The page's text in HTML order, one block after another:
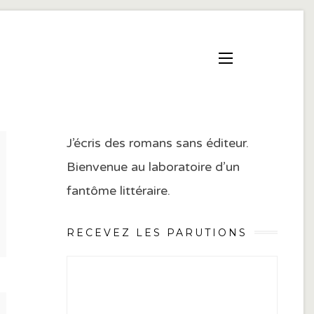
J’écris des romans sans éditeur.
Bienvenue au laboratoire d’un
fantôme littéraire.
RECEVEZ LES PARUTIONS